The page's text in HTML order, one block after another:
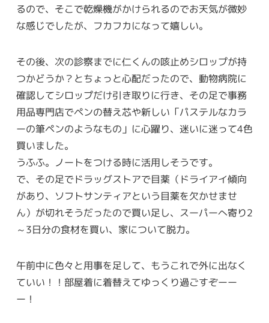
るので、そこで乾燥機がかけられるのでお天気が微妙
な感じでしたが、フカフカになって嬉しい。
その後、次の診察までに仁くんの咳止めシロップが持
つかどうか？とちょっと心配だったので、動物病院に
確認してシロップだけ引き取りに行き、その足で事務
用品専門店でペンの替え芯や新しい「パステルなカラ
ーの筆ペンのようなもの」に心躍り、迷いに迷って4色
買いました。
うふふ。ノートをつける時に活用しそうです。
で、その足でドラッグストアで目薬（ドライアイ傾向
があり、ソフトサンティアという目薬を欠かせませ
ん）が切れそうだったので買い足し、スーパーへ寄り2
～3日分の食材を買い、家について脱力。
午前中に色々と用事を足して、もうこれで外に出なく
ていい！！部屋着に着替えてゆっくり過ごすぞーー
ー！